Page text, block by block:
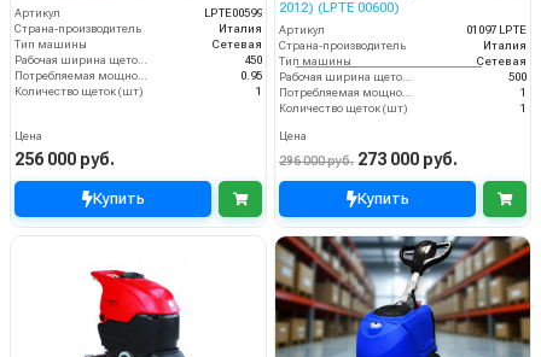
Артикул
LPTE00599
Страна-производитель
Италия
Тип машины
Сетевая
450
0.95
Количество щеток (шт)
1
Цена
256 000 руб.
Купить
2012) (LPTE 00600)
Артикул
01097 LPTE
Страна-производитель
Италия
Тип машины
Сетевая
500
1
Количество щеток (шт)
1
Цена
296 000 руб. 273 000 руб.
Купить